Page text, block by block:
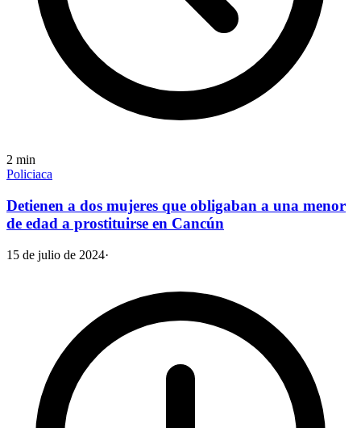
2 min
Policiaca
Detienen a dos mujeres que obligaban a una menor
de edad a prostituirse en Cancún
15 de julio de 2024·